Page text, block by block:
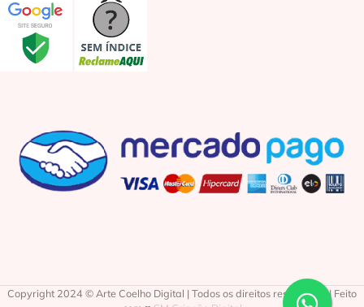
Copyright 2024 © Arte Coelho Digital | Todos os direitos reservados | Feito